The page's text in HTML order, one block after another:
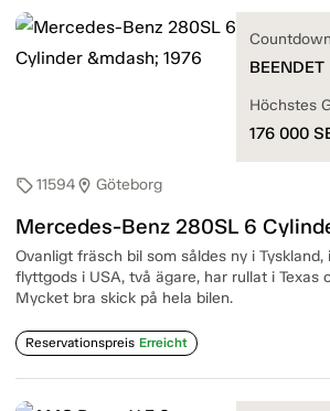
sell11594location_on Göteborg
Mercedes-Benz 280SL 6
Ovanligt fräsch bil som såldes ny i Tyskland,
flyttgods i USA, två ägare, har rullat i Texas
Mycket bra skick på hela bilen.
Reservationspreis Erreicht
Countdown
BEENDET
Höchstes
176 000